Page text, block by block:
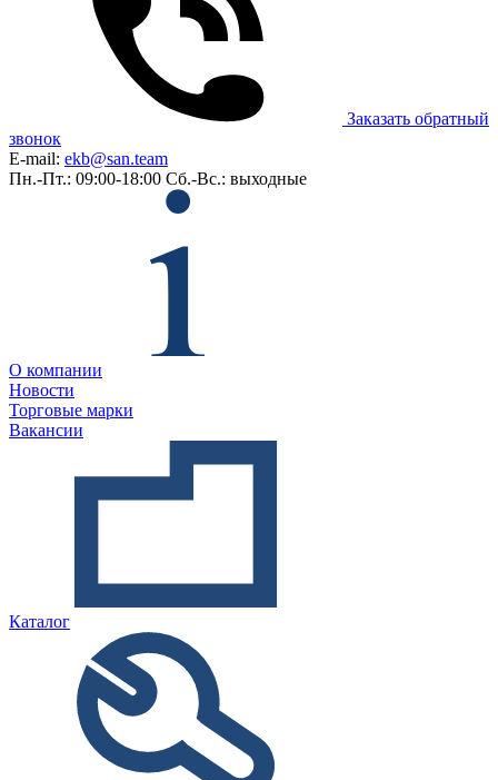
Заказать обратный
звонок
E-mail: ekb@san.team
Пн.-Пт.: 09:00-18:00 Сб.-Вс.: выходные
О компании
Новости
Торговые марки
Вакансии
Каталог